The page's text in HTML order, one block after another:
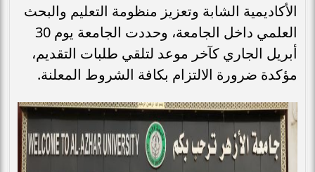
الأكاديمية الشابة وتعزيز منظومة التعليم والبحث
العلمي داخل الجامعة، وحددت الجامعة يوم 30
أبريل الجاري كآخر موعد لتلقي طلبات التقديم،
مؤكدة ضرورة الالتزام بكافة الشروط المعلنة.